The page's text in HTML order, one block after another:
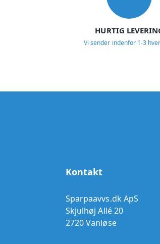
HURTIG
Vi sender indenfor 1-3
Kontakt
Sparpaavvs.dk ApS
Skjulhøj Allé 20
2720 Vanløse